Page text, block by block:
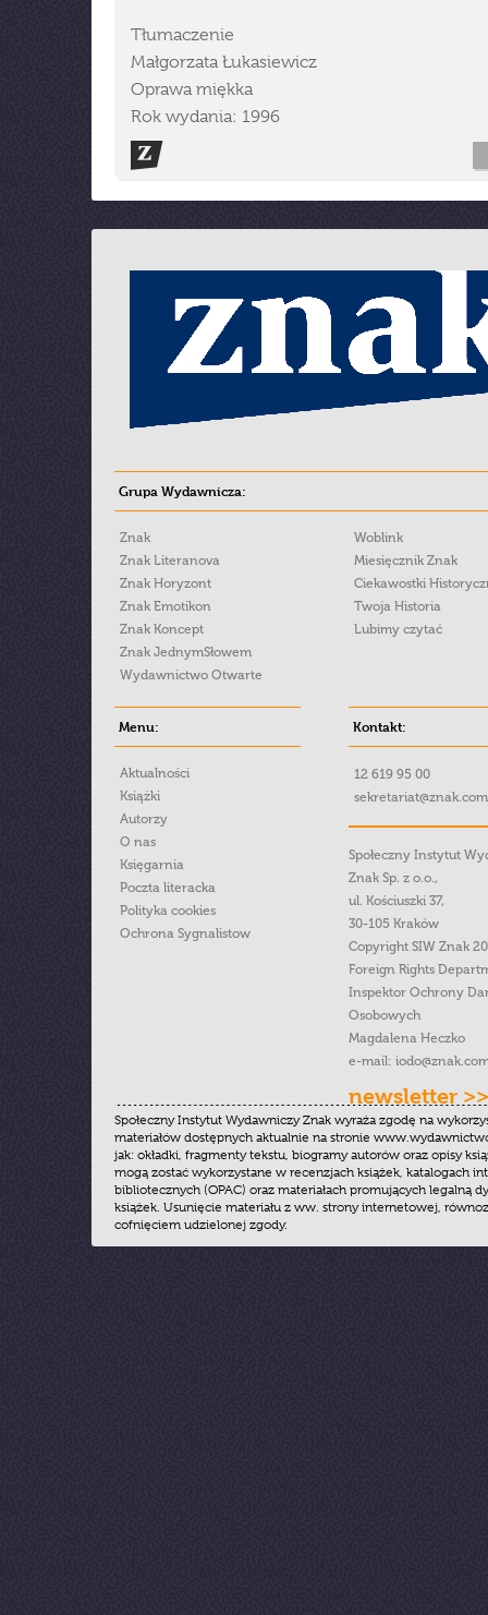
Tłumaczenie
Małgorzata Łukasiewicz
Oprawa miękka
Rok wydania: 1996
Grupa Wydawnicza:
Znak
Znak Literanova
Znak Horyzont
Znak Emotikon
Znak Koncept
Znak JednymSłowem
Wydawnictwo Otwarte
Woblink
Miesięcznik Znak
Ciekawostki
Twoja Historia
Lubimy czytać
Menu:
Aktualności
Książki
Autorzy
O nas
Księgarnia
Poczta literacka
Polityka cookies
Ochrona Sygnalistow
Kontakt:
12 619 95 00
Społeczny Instytut
Znak Sp. z o.o.,
ul. Kościuszki 37,
30-105 Kraków
Copyright SIW Znak
Foreign Rights
Inspektor Ochrony
Osobowych
Magdalena Heczko
e-mail:
newsletter >>
Społeczny Instytut Wydawniczy Znak wyraża zgodę na
materiałów dostępnych aktualnie na stronie
jak: okładki, fragmenty tekstu, biogramy autorów oraz opisy
mogą zostać wykorzystane w recenzjach książek, katalogach
bibliotecznych (OPAC) oraz materiałach promujących legalną
książek. Usunięcie materiału z ww. strony internetowej,
cofnięciem udzielonej zgody.